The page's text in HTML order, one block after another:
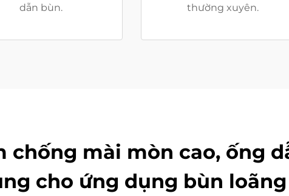
dẫn bùn.
thường xuyên.
mài mòn cao, ống
cho ứng dụng bùn loãng